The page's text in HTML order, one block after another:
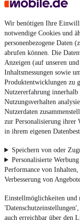
Wir benötigen Ihre
notwendige Cookies und
personenbezogene Daten
abrufen können. Die
Anzeigen (auf unseren
Inhaltsmessungen sowie
Produktentwicklungen zu
Nutzererfahrung innerhalb
Nutzungsverhalten
Nutzerdaten
zur Personalisierung ihrer
in ihrem eigenen
Speichern von oder
Personalisierte
Performance von
Verbesserung von
Einstellmöglichkeiten und
auch erreichbar über den
Impressum
AGB
Vertrag widerrufen
Datenschutz
Erklärung zur
Report Security
Weitere